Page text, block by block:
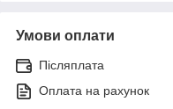
Умови оплати
Післяплата
Оплата на рахунок